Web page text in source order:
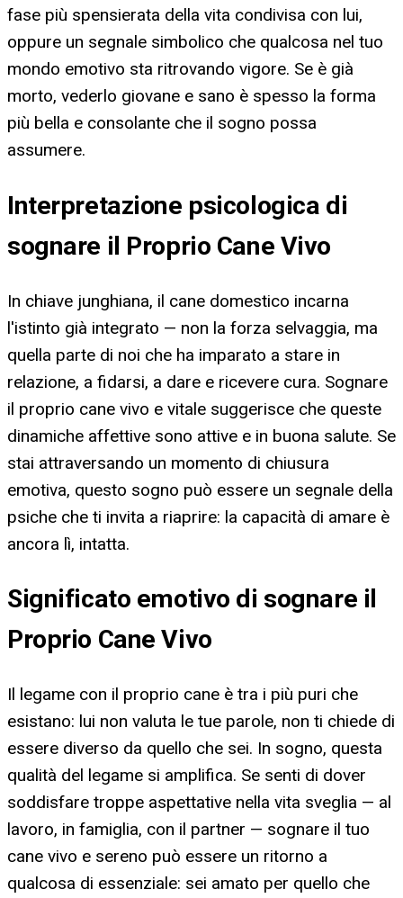
fase più spensierata della vita condivisa con lui,
oppure un segnale simbolico che qualcosa nel tuo
mondo emotivo sta ritrovando vigore. Se è già
morto, vederlo giovane e sano è spesso la forma
più bella e consolante che il sogno possa
assumere.
Interpretazione psicologica di
sognare il Proprio Cane Vivo
In chiave junghiana, il cane domestico incarna
l'istinto già integrato — non la forza selvaggia, ma
quella parte di noi che ha imparato a stare in
relazione, a fidarsi, a dare e ricevere cura. Sognare
il proprio cane vivo e vitale suggerisce che queste
dinamiche affettive sono attive e in buona salute. Se
stai attraversando un momento di chiusura
emotiva, questo sogno può essere un segnale della
psiche che ti invita a riaprire: la capacità di amare è
ancora lì, intatta.
Significato emotivo di sognare il
Proprio Cane Vivo
Il legame con il proprio cane è tra i più puri che
esistano: lui non valuta le tue parole, non ti chiede di
essere diverso da quello che sei. In sogno, questa
qualità del legame si amplifica. Se senti di dover
soddisfare troppe aspettative nella vita sveglia — al
lavoro, in famiglia, con il partner — sognare il tuo
cane vivo e sereno può essere un ritorno a
qualcosa di essenziale: sei amato per quello che